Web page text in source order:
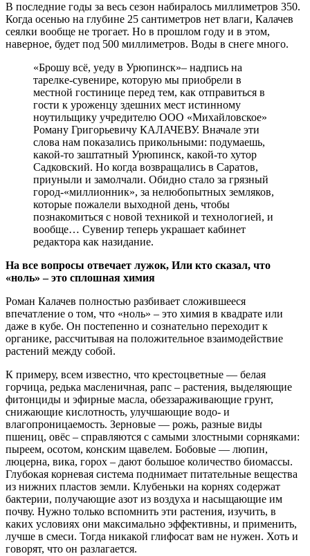
В последние годы за весь сезон набиралось миллиметров 350.
Когда осенью на глубине 25 сантиметров нет влаги, Калачев
сеялки вообще не трогает. Но в прошлом году и в этом,
наверное, будет под 500 миллиметров. Воды в снеге много.
«Брошу всё, уеду в Урюпинск»– надпись на
тарелке-сувенире, которую мы приобрели в
местной гостинице перед тем, как отправиться в
гости к уроженцу здешних мест истинному
ноутильщику учредителю ООО «Михайловское»
Роману Григорьевичу КАЛАЧЕВУ. Вначале эти
слова нам показались прикольными: подумаешь,
какой-то заштатный Урюпинск, какой-то хутор
Садковский. Но когда возвращались в Саратов,
приуныли и замолчали. Обидно стало за грязный
город-«миллионник», за нелюбопытных земляков,
которые пожалели выходной день, чтобы
познакомиться с новой техникой и технологией, и
вообще… Сувенир теперь украшает кабинет
редактора как назидание.
На все вопросы отвечает лужок, Или кто сказал, что
«ноль» – это сплошная химия
Роман Калачев полностью разбивает сложившееся
впечатление о том, что «ноль» – это химия в квадрате или
даже в кубе. Он постепенно и сознательно переходит к
органике, рассчитывая на положительное взаимодействие
растений между собой.
К примеру, всем известно, что крестоцветные — белая
горчица, редька масленичная, рапс – растения, выделяющие
фитонциды и эфирные масла, обеззараживающие грунт,
снижающие кислотность, улучшающие водо- и
влагопроницаемость. Зерновые — рожь, разные виды
пшениц, овёс – справляются с самыми злостными сорняками:
пыреем, осотом, конским щавелем. Бобовые — люпин,
люцерна, вика, горох – дают большое количество биомассы.
Глубокая корневая система поднимает питательные вещества
из нижних пластов земли. Клубеньки на корнях содержат
бактерии, получающие азот из воздуха и насыщающие им
почву. Нужно только вспомнить эти растения, изучить, в
каких условиях они максимально эффективны, и применить,
лучше в смеси. Тогда никакой глифосат вам не нужен. Хоть и
говорят, что он разлагается.